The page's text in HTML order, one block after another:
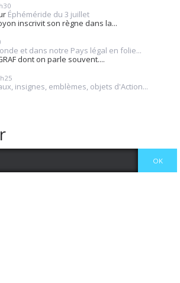
Éphéméride du 3 juillet
inscrivit son règne dans la...
et dans notre Pays légal en folie...
dont on parle souvent....
insignes, emblèmes, objets d'Action...